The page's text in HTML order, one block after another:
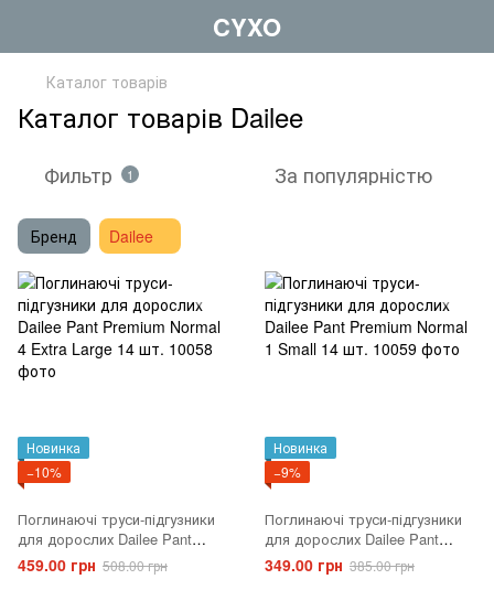
CYXO
Каталог товарів
Каталог товарів Dailee
Фильтр 1 За популярністю
Бренд Dailee
Новинка
−10%
Поглинаючі труси-підгузники
для дорослих Dailee Pant
Premium Normal 4 Extra Large
14 шт.
459.00 грн 508.00 грн
Новинка
−9%
Поглинаючі труси-підгузники
для дорослих Dailee Pant
Premium Normal 1 Small 14 шт.
349.00 грн 385.00 грн